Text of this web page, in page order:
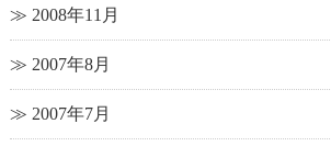
2008年11月
2007年8月
2007年7月